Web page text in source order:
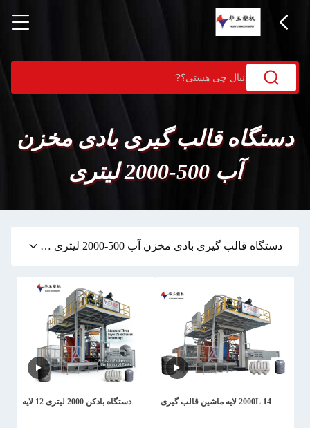
دستگاه قالب گیری بادی مخزن
آب 500-2000 لیتری
دستگاه قالب گیری بادی مخزن آب 500-2000 لیتری(80)
2000L 14 لایه ماشین قالب گیری دستگاه بادکن 2000 لیتری 12 لایه